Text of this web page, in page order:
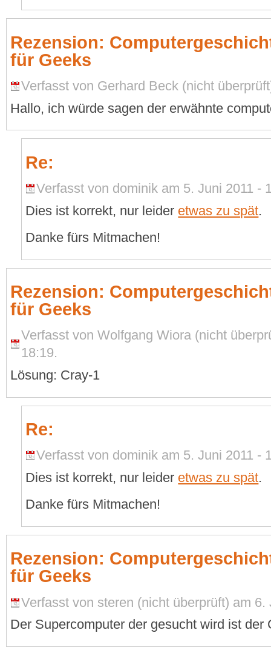
Rezension:
für Geeks
Verfasst von Gerhard Beck (nicht
Hallo, ich würde sagen der erwähnte
Re:
Verfasst von dominik am 5. Juni 2011 -
Dies ist korrekt, nur leider etwas zu spät.
Danke fürs Mitmachen!
Rezension:
für Geeks
Verfasst von Wolfgang Wiora (nicht
18:19.
Lösung: Cray-1
Re:
Verfasst von dominik am 5. Juni 2011 -
Dies ist korrekt, nur leider etwas zu spät.
Danke fürs Mitmachen!
Rezension:
für Geeks
Verfasst von steren (nicht überprüft) am 6.
Der Supercomputer der gesucht wird ist der